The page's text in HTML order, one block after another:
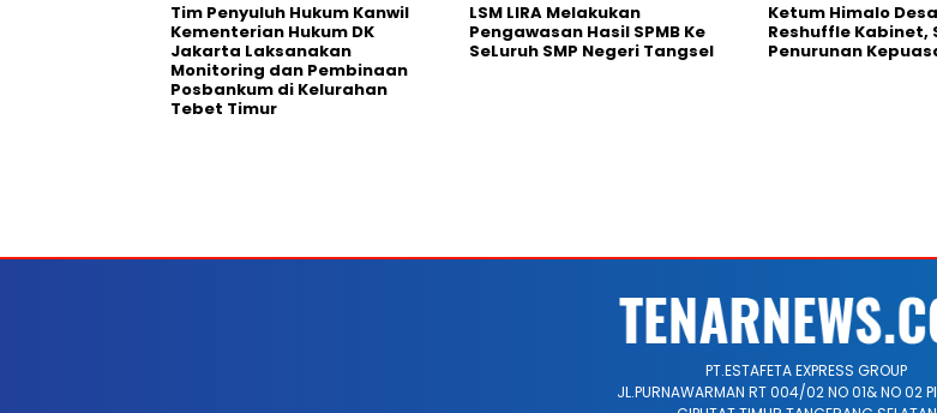
Tim Penyuluh Hukum Kanwil
Kementerian Hukum DK
Jakarta Laksanakan
Monitoring dan Pembinaan
Posbankum di Kelurahan
Tebet Timur
LSM LIRA Melakukan
Pengawasan Hasil SPMB Ke
SeLuruh SMP Negeri Tangsel
Ketum Himalo
Reshuffle Kabinet,
Penurunan
PT.ESTAFETA EXPRESS GROUP
JL.PURNAWARMAN RT 004/02 NO 01& NO 02